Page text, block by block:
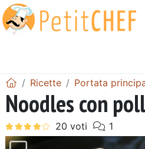
Ricette Portata
Noodles con